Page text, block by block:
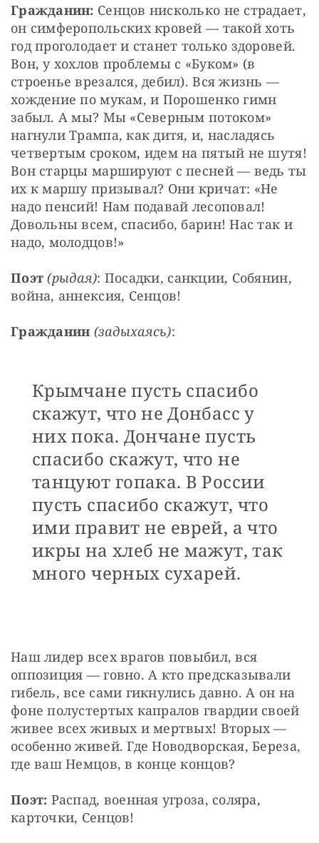
Гражданин: Сенцов нисколько не страдает,
он симферопольских кровей — такой хоть
год проголодает и станет только здоровей.
Вон, у хохлов проблемы с «Буком» (в
строенье врезался, дебил). Вся жизнь —
хождение по мукам, и Порошенко гимн
забыл. А мы? Мы «Северным потоком»
нагнули Трампа, как дитя, и, насладясь
четвертым сроком, идем на пятый не шутя!
Вон старцы маршируют с песней — ведь ты
их к маршу призывал? Они кричат: «Не
надо пенсий! Нам подавай лесоповал!
Довольны всем, спасибо, барин! Нас так и
надо, молодцов!»
Поэт (рыдая): Посадки, санкции, Собянин,
война, аннексия, Сенцов!
Гражданин (задыхаясь):
Крымчане пусть спасибо
скажут, что не Донбасс у
них пока. Дончане пусть
спасибо скажут, что не
танцуют гопака. В России
пусть спасибо скажут, что
ими правит не еврей, а что
икры на хлеб не мажут, так
много черных сухарей.
Наш лидер всех врагов повыбил, вся
оппозиция — говно. А кто предсказывали
гибель, все сами гикнулись давно. А он на
фоне полустертых капралов гвардии своей
живее всех живых и мертвых! Вторых —
особенно живей. Где Новодворская, Береза,
где ваш Немцов, в конце концов?
Поэт: Распад, военная угроза, соляра,
карточки, Сенцов!